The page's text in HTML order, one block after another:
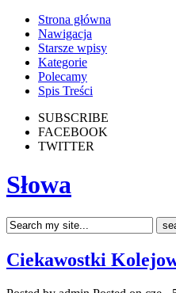
Strona główna
Nawigacja
Starsze wpisy
Kategorie
Polecamy
Spis Treści
SUBSCRIBE
FACEBOOK
TWITTER
Słowa
Ciekawostki